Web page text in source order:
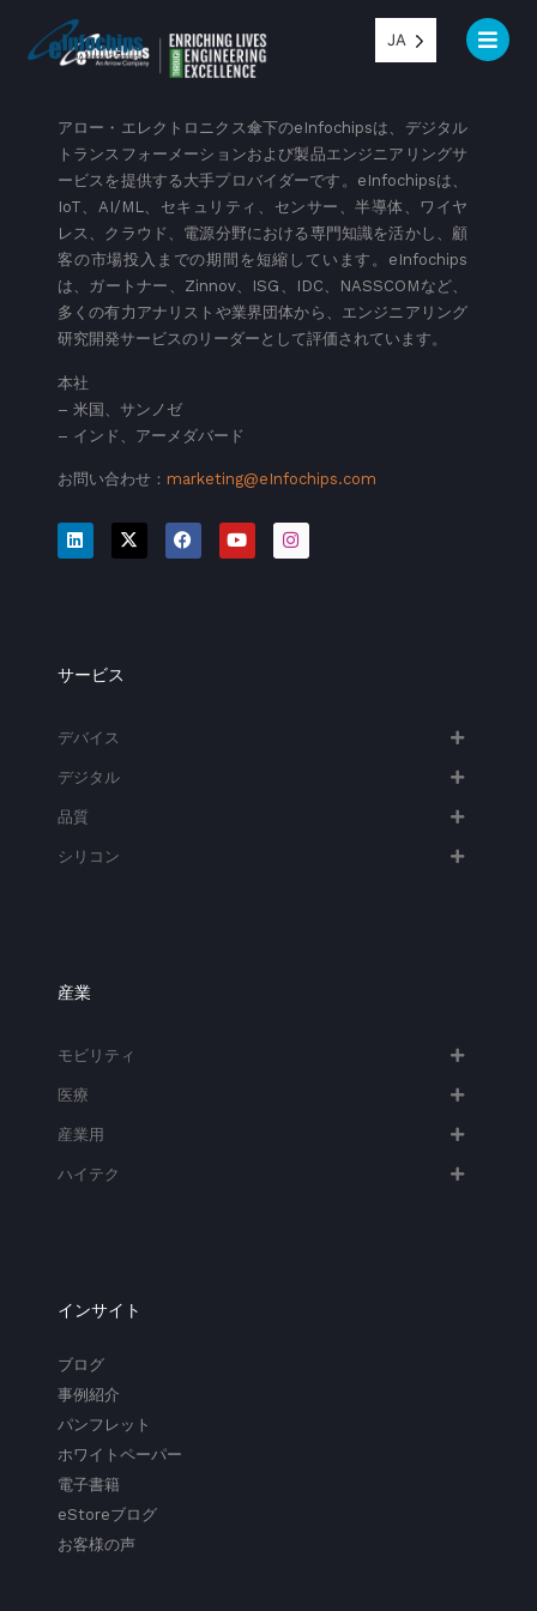
JA
アロー・エレクトロニクス傘下のeInfochipsは、デジタル
トランスフォーメーションおよび製品エンジニアリングサ
ービスを提供する大手プロバイダーです。eInfochipsは、
IoT、AI/ML、セキュリティ、センサー、半導体、ワイヤ
レス、クラウド、電源分野における専門知識を活かし、顧
客の市場投入までの期間を短縮しています。eInfochips
は、ガートナー、Zinnov、ISG、IDC、NASSCOMなど、
多くの有力アナリストや業界団体から、エンジニアリング
研究開発サービスのリーダーとして評価されています。
本社
– 米国、サンノゼ
– インド、アーメダバード
お問い合わせ： marketing@eInfochips.com
サービス
デバイス
デジタル
品質
シリコン
産業
モビリティ
医療
産業用
ハイテク​
インサイト
ブログ
事例紹介
パンフレット
ホワイトペーパー
電子書籍
eStoreブログ
お客様の声